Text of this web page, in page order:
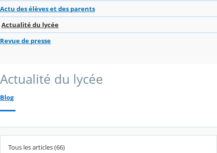
Actu des élèves et des parents
Actualité du lycée
Revue de presse
Actualité du lycée
Blog
Tous les articles (66)